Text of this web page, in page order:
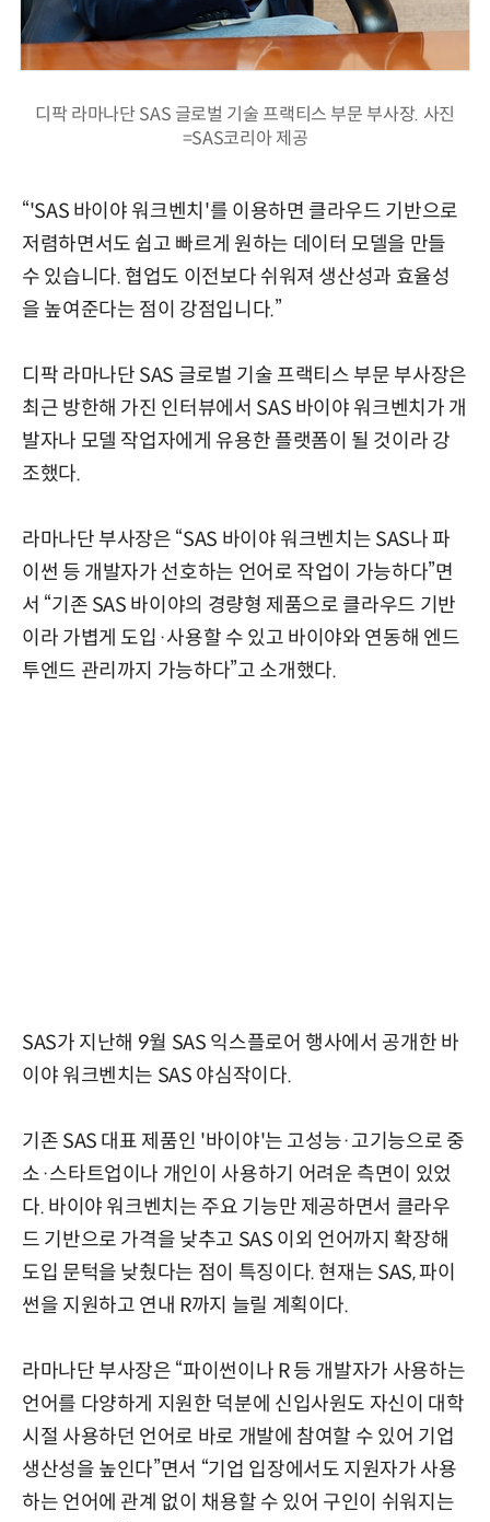
디팍 라마나단 SAS 글로벌 기술 프랙티스 부문 부사장. 사진
=SAS코리아 제공
“'SAS 바이야 워크벤치'를 이용하면 클라우드 기반으로
저렴하면서도 쉽고 빠르게 원하는 데이터 모델을 만들
수 있습니다. 협업도 이전보다 쉬워져 생산성과 효율성
을 높여준다는 점이 강점입니다.”
디팍 라마나단 SAS 글로벌 기술 프랙티스 부문 부사장은
최근 방한해 가진 인터뷰에서 SAS 바이야 워크벤치가 개
발자나 모델 작업자에게 유용한 플랫폼이 될 것이라 강
조했다.
라마나단 부사장은 “SAS 바이야 워크벤치는 SAS나 파
이썬 등 개발자가 선호하는 언어로 작업이 가능하다”면
서 “기존 SAS 바이야의 경량형 제품으로 클라우드 기반
이라 가볍게 도입·사용할 수 있고 바이야와 연동해 엔드
투엔드 관리까지 가능하다”고 소개했다.
SAS가 지난해 9월 SAS 익스플로어 행사에서 공개한 바
이야 워크벤치는 SAS 야심작이다.
기존 SAS 대표 제품인 '바이야'는 고성능·고기능으로 중
소·스타트업이나 개인이 사용하기 어려운 측면이 있었
다. 바이야 워크벤치는 주요 기능만 제공하면서 클라우
드 기반으로 가격을 낮추고 SAS 이외 언어까지 확장해
도입 문턱을 낮췄다는 점이 특징이다. 현재는 SAS, 파이
썬을 지원하고 연내 R까지 늘릴 계획이다.
라마나단 부사장은 “파이썬이나 R 등 개발자가 사용하는
언어를 다양하게 지원한 덕분에 신입사원도 자신이 대학
시절 사용하던 언어로 바로 개발에 참여할 수 있어 기업
생산성을 높인다”면서 “기업 입장에서도 지원자가 사용
하는 언어에 관계 없이 채용할 수 있어 구인이 쉬워지는